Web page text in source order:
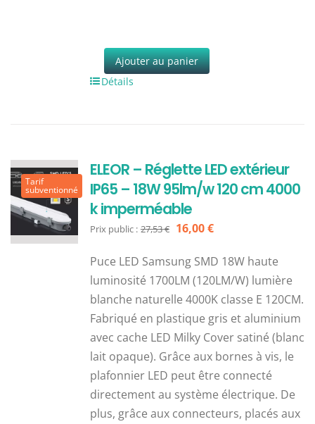
Ajouter au panier
Détails
Tarif
subventionné
ELEOR – Réglette LED extérieur
IP65 – 18W 95lm/w 120 cm 4000
k imperméable
Prix public : 27,53€ Le
initial
était :
27,53 €.
16,00€Le
actuel
est :
16,00 €.
Puce LED Samsung SMD 18W haute
luminosité 1700LM (120LM/W) lumière
blanche naturelle 4000K classe E 120CM.
Fabriqué en plastique gris et aluminium
avec cache LED Milky Cover satiné (blanc
lait opaque). Grâce aux bornes à vis, le
plafonnier LED peut être connecté
directement au système électrique. De
plus, grâce aux connecteurs, placés aux